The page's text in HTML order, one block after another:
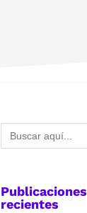
Buscar:
Publicaciones
recientes